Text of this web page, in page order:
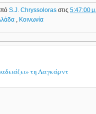
S.J. Chryssolorasστις5:47:00
Κοινωνία
τη Λαγκάρντ